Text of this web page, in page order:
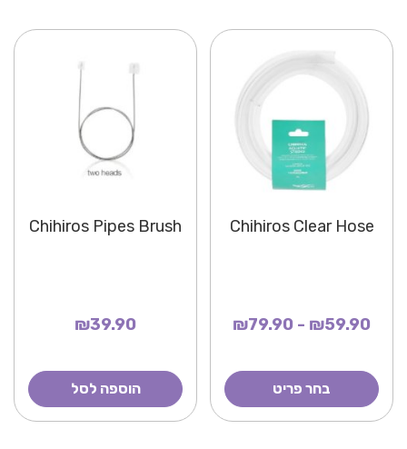
Chihiros Clear Hose
₪59.90 - ₪79.90
בחר פריט
Chihiros Pipes Brush
₪39.90
הוספה לסל